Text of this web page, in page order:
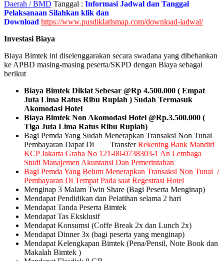
Daerah / BMD Tanggal : Informasi Jadwal dan Tanggal
Pelaksanaan Silahkan klik dan
Download https://www.pusdiklatlsmap.com/download-jadwal/
Investasi Biaya
Biaya Bimtek ini diselenggarakan secara swadana yang dibebankan
ke APBD masing-masing peserta/SKPD dengan Biaya sebagai
berikut
Biaya Bimtek Diklat Sebesar @Rp 4.500.000 ( Empat
Juta Lima Ratus Ribu Rupiah ) Sudah Termasuk
Akomodasi Hotel
Biaya Bimtek Non Akomodasi Hotel @Rp.3.500.000 (
Tiga Juta Lima Ratus Ribu Rupiah)
Bagi Pemda Yang Sudah Menerapkan Transaksi Non Tunai
Pembayaran Dapat Di TransferRekening Bank Mandiri
KCP Jakarta Graha No 121-00-0738303-1 An Lembaga
Studi Manajemen Akuntansi Dan Pemerintahan
Bagi Pemda Yang Belum Menerapkan Transaksi Non Tunai /
Pembayaran Di Tempat Pada saat Regestrasi Hotel
Menginap 3 Malam Twin Share (Bagi Peserta Menginap)
Mendapat Pendidikan dan Pelatihan selama 2 hari
Mendapat Tanda Peserta Bimtek
Mendapat Tas Eksklusif
Mendapat Konsumsi (Coffe Break 2x dan Lunch 2x)
Mendapat Dinner 3x (bagi peserta yang menginap)
Mendapat Kelengkapan Bimtek (Pena/Pensil, Note Book dan
Makalah Bimtek )